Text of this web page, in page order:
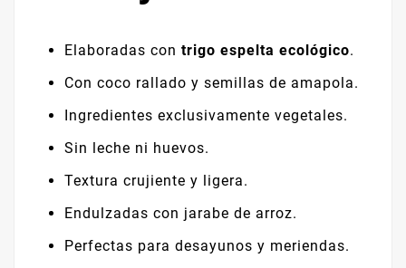
Elaboradas con trigo espelta ecológico.
Con coco rallado y semillas de amapola.
Ingredientes exclusivamente vegetales.
Sin leche ni huevos.
Textura crujiente y ligera.
Endulzadas con jarabe de arroz.
Perfectas para desayunos y meriendas.